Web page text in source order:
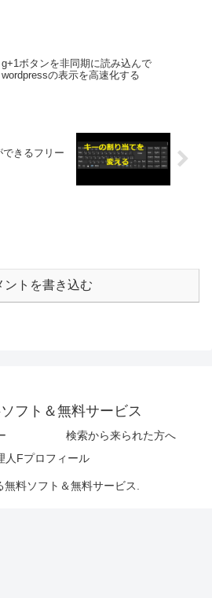
g+1ボタンを非同期に読み込んで
wordpressの表示を高速化する
きるフリー
ントを書き込む
フト＆無料サービス
検索から来られた方へ
人Fプロフィール
料ソフト＆無料サービス.